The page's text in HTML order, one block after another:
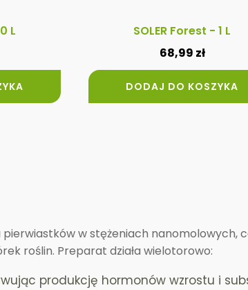
L
SOLER Forest - 1 L
68,99 zł
DODAJ DO KOSZYKA
pierwiastków w stężeniach nanomolowych,
roślin. Preparat działa wielotorowo:
produkcję hormonów wzrostu i